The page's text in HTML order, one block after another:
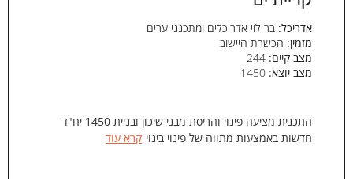
אדריכל: בר לוי אדריכלים ומתכנני ערים
מזמין: הכשרת היישוב
מצב קיים:
מצב יוצא:
התכנית מציעה פינוי והריסת מבני שיכון ובניית 1450 יח"ד
חדשות באמצעות מתווה של פינוי בינוי קרא עוד